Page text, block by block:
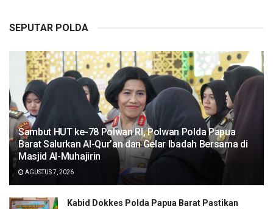
SEPUTAR POLDA
Sambut HUT ke-78 Polwan RI, Polwan Polda Papua
Barat Salurkan Al-Qur’an dan Gelar Ibadah Bersama di
Masjid Al-Muhajirin
AGUSTUS 7, 2026
Kabid Dokkes Polda Papua Barat Pastikan